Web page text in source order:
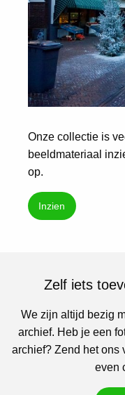
Onze collectie is
beeldmateriaal
op.
Inzien
Zelf iets
We zijn altijd bezig
archief. Heb je een
archief? Zend het ons
even